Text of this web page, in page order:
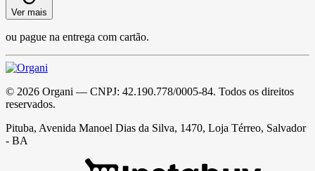
Ver mais
ou pague na entrega com cartão.
© 2026 Organi — CNPJ: 42.190.778/0005-84. Todos os direitos
reservados.
Pituba, Avenida Manoel Dias da Silva, 1470, Loja Térreo, Salvador
- BA